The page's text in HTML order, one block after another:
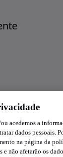
ou acedemos a
dados pessoais.
na página da
e não afetarão os